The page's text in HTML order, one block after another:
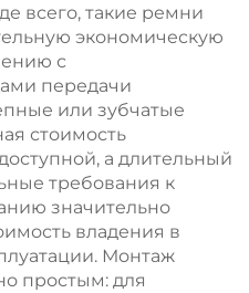
всего, такие ремни
экономическую
с
передачи
или зубчатые
стоимость
а длительный
требования к
значительно
владения в
Монтаж
простым: для